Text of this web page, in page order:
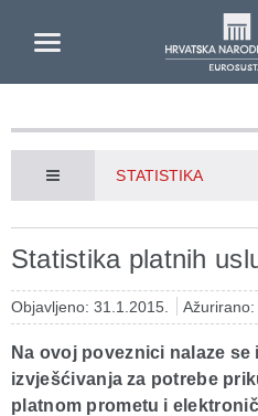
STATISTIKA
Statistika platnih
Objavljeno: 31.1.2015. Ažurirano:
Na ovoj poveznici nalaze
izvješćivanja za potrebe
platnom prometu i